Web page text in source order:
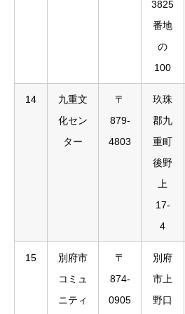
3825
番地
の
100
14
九重文
化セン
ター
〒
879-
4803
玖珠
郡九
重町
後野
上
17-
4
15
別府市
コミュ
ニティ
〒
874-
0905
別府
市上
野口